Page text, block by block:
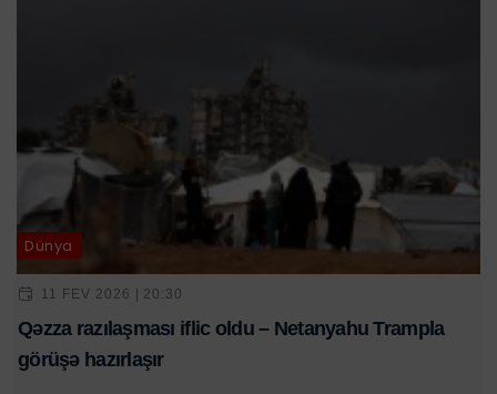
Dünya
11 FEV 2026 | 20:30
Qəzza razılaşması iflic oldu – Netanyahu Trampla
görüşə hazırlaşır